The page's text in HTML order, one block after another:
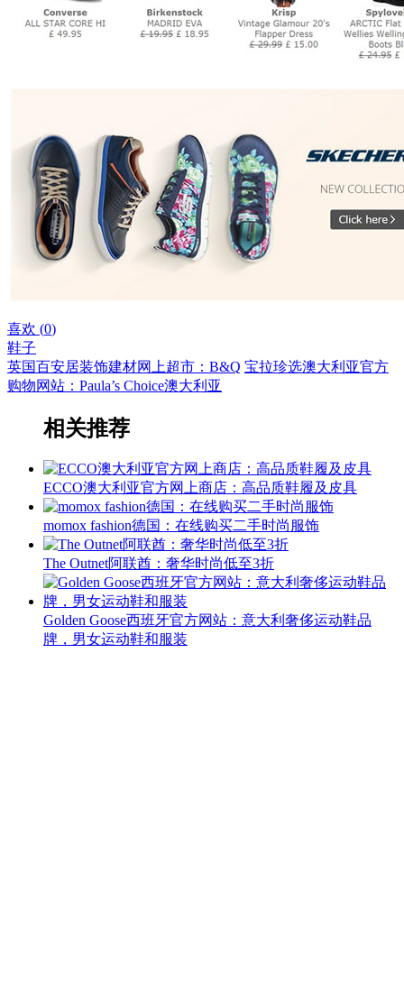
喜欢 (0)
鞋子
英国百安居装饰建材网上超市：B&Q 宝拉珍选澳大利亚官方
购物网站：Paula’s Choice澳大利亚
相关推荐
ECCO澳大利亚官方网上商店：高品质鞋履及皮具
momox fashion德国：在线购买二手时尚服饰
The Outnet阿联酋：奢华时尚低至3折
Golden Goose西班牙官方网站：意大利奢侈运动鞋品
牌，男女运动鞋和服装